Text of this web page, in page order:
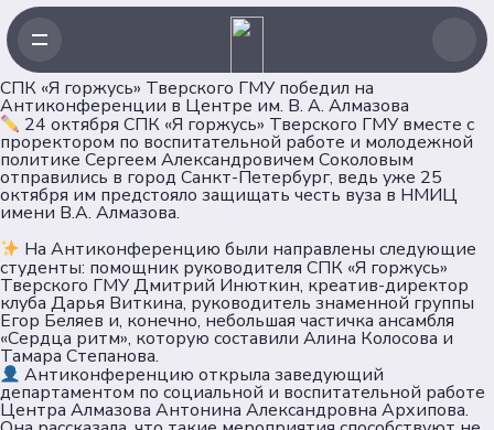
СПК «Я горжусь» Тверского ГМУ победил на
Антиконференции в Центре им. В. А. Алмазова
24 октября СПК «Я горжусь» Тверского ГМУ вместе с
проректором по воспитательной работе и молодежной
политике Сергеем Александровичем Соколовым
отправились в город Санкт-Петербург, ведь уже 25
октября им предстояло защищать честь вуза в НМИЦ
имени В.А. Алмазова.
На Антиконференцию были направлены следующие
студенты: помощник руководителя СПК «Я горжусь»
Тверского ГМУ Дмитрий Инюткин, креатив-директор
клуба Дарья Виткина, руководитель знаменной группы
Егор Беляев и, конечно, небольшая частичка ансамбля
«Сердца ритм», которую составили Алина Колосова и
Тамара Степанова.
Антиконференцию открыла заведующий
департаментом по социальной и воспитательной работе
Центра Алмазова Антонина Александровна Архипова.
Главная
Новости
Проекты
Клубы
Рейтинг
Форумная кампания
Об Ассоциации
Команда